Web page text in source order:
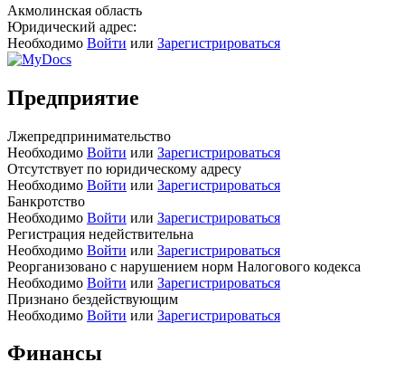
Акмолинская область
Юридический адрес:
Необходимо Войти или Зарегистрироваться
Предприятие
Лжепредпринимательство
Необходимо Войти или Зарегистрироваться
Отсутствует по юридическому адресу
Необходимо Войти или Зарегистрироваться
Банкротство
Необходимо Войти или Зарегистрироваться
Регистрация недействительна
Необходимо Войти или Зарегистрироваться
Реорганизовано с нарушением норм Налогового кодекса
Необходимо Войти или Зарегистрироваться
Признано бездействующим
Необходимо Войти или Зарегистрироваться
Финансы